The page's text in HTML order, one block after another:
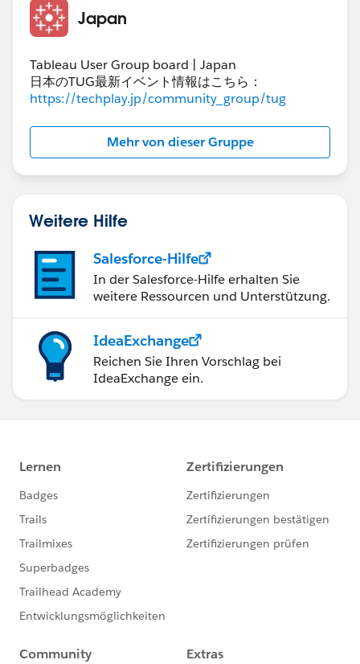
リレーションシップを利用する方法の場合
利点：事前加工が不要。柔軟な条件付けが可能。注文
欠点：データの量にもよるが、計算量が極めて多くな
る​
一体、リレーションはいいとこ取りできるが計算量に課
題が生じる可能性がある、という感じです。実際におか
れている状況・環境によってどの方法を採用するのかを
りませんが、
・ディメンションとして扱いたい→事前加工によるデ
ータ追加
・とにかくすぐ試してみたい→表計算​
という感じで私は判断することが多いです。​
ひとつの返信で全部の例を出すのが難しいので添付ファ
イルを付けています。よければ見ていただいて、取り組
Japan
Tableau User Group board | Japan
日本のTUG最新イベント情報はこちら：
https://techplay.jp/community_group/tug
Mehr von dieser Gruppe
Weitere Hilfe
Salesforce-Hilfe
In der Salesforce-Hilfe erhalten Sie
weitere Ressourcen und Unterstützung.
IdeaExchange
Reichen Sie Ihren Vorschlag bei
IdeaExchange ein.